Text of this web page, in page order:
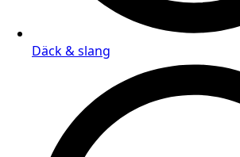
Däck & slang